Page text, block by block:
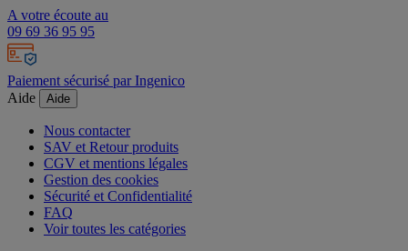
A votre écoute au
09 69 36 95 95
Paiement sécurisé par Ingenico
Aide
Aide
Nous contacter
SAV et Retour produits
CGV et mentions légales
Gestion des cookies
Sécurité et Confidentialité
FAQ
Voir toutes les catégories